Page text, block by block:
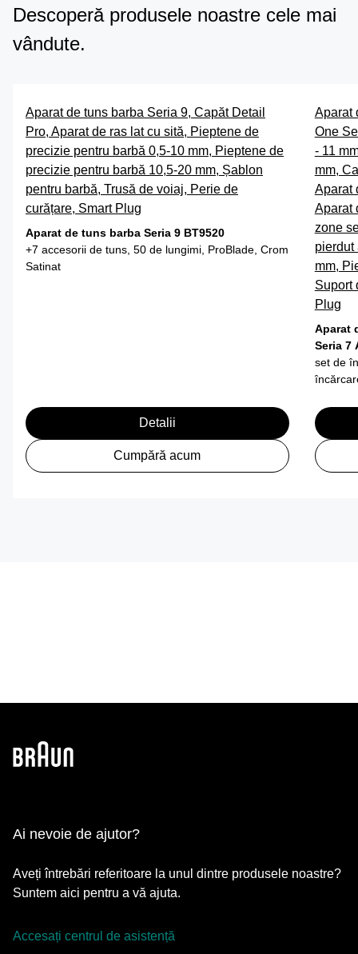
Descoperă produsele noastre cele mai
vândute.
Aparat de tuns barba Seria 9, Capăt Detail
Pro, Aparat de ras lat cu sită, Pieptene de
precizie pentru barbă 0,5-10 mm, Pieptene de
precizie pentru barbă 10,5-20 mm, Șablon
pentru barbă, Trusă de voiaj, Perie de
curățare, Smart Plug
Aparat de tuns barba Seria 9 BT9520
+7 accesorii de tuns, 50 de lungimi, ProBlade, Crom
Satinat
Detalii
Cumpără acum
Aparat
One
- 11
mm,
Aparat
Aparat
zone
pierdut
mm,
Suport
Plug
Aparat
Seria 7
set de
Ai nevoie de ajutor?
Aveți întrebări referitoare la unul dintre produsele noastre?
Suntem aici pentru a vă ajuta.
Accesați centrul de asistență